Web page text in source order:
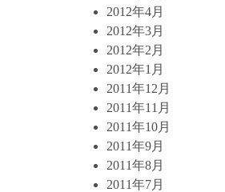
2012年4月
2012年3月
2012年2月
2012年1月
2011年12月
2011年11月
2011年10月
2011年9月
2011年8月
2011年7月